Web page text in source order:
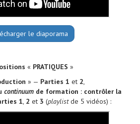
le diaporama
« PRATIQUES »
» — Parties 1 et 2,
continuumde formation : contrôler la
1, 2 et 3 (playlistde 5 vidéos) :